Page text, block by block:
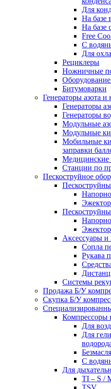
Для
На базе
На базе
Free
С
Для
Рециклеры
Ножничные
Битумоварки
Генераторы азота и
Генераторы
Генераторы
Модульные
Модульные
Мобильные
заправки
Медицинские
Станции по
Пескоструйное
Аксессуары
Сопла
Рукава
Системы
Продажа Б/У
Скупка Б/У
Компрессоры
Для
Для
С
Для
TI – S /
TSV